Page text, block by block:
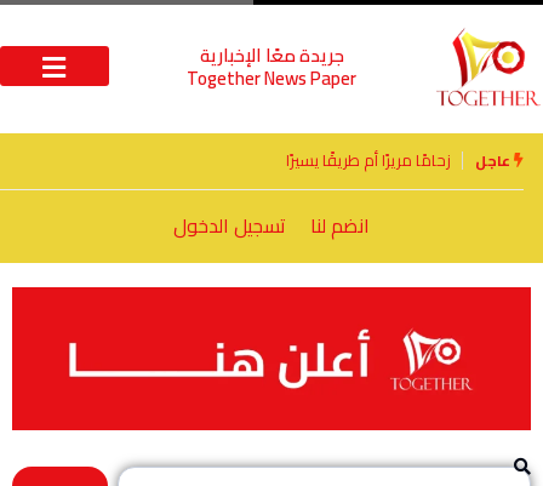
جريدة معًا الإخبارية
Together News Paper
عاجل الأخوة الأعداء وحتمًا لابد من لقاء
انضم لنا تسجيل الدخول